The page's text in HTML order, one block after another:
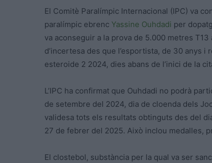
El Comitè Paralímpic Internacional (IPC) va
paralímpic ebrenc Yassine Ouhdadi per
va aconseguir a la prova de 5.000 metres
d’incertesa des que l’esportista, de 30 anys i
esteroide 2 2024, dies abans de l’inici de la
L’IPC ha confirmat que Ouhdadi no podrà
de setembre del 2024, dia de cloenda dels
validesa tots els resultats obtinguts des del
27 de febrer del 2025. Això inclou medalles,
El clostebol, substància per la qual va ser